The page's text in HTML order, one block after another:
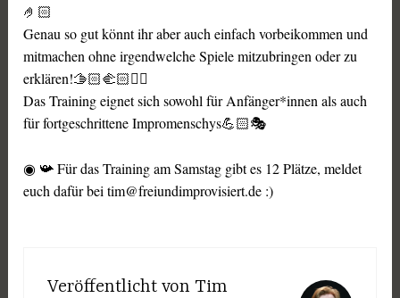
🤌🏻
Genau so gut könnt ihr aber auch einfach vorbeikommen und
mitmachen ohne irgendwelche Spiele mitzubringen oder zu
erklären!🫱🏻‍🫲🏻👍🏻
Das Training eignet sich sowohl für Anfänger*innen als auch
für fortgeschrittene Impromenschys💪🏻🎭
◉ 📯 Für das Training am Samstag gibt es 12 Plätze, meldet
euch dafür bei tim@freiundimprovisiert.de :)
Veröffentlicht von Tim